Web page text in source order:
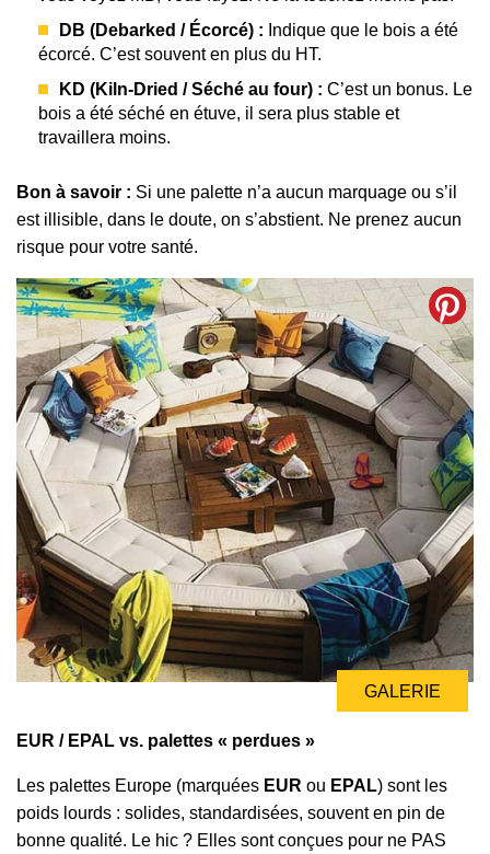
DB (Debarked / Écorcé) : Indique que le bois a été
écorcé. C’est souvent en plus du HT.
KD (Kiln-Dried / Séché au four) : C’est un bonus. Le
bois a été séché en étuve, il sera plus stable et
travaillera moins.
Bon à savoir : Si une palette n’a aucun marquage ou s’il
est illisible, dans le doute, on s’abstient. Ne prenez aucun
risque pour votre santé.
GALERIE
GALERIE
EUR / EPAL vs. palettes « perdues »
Les palettes Europe (marquées EUR ou EPAL) sont les
poids lourds : solides, standardisées, souvent en pin de
bonne qualité. Le hic ? Elles sont conçues pour ne PAS